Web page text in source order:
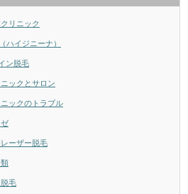
リニック
ハイジニーナ）
ン脱毛
ックとサロン
ックのトラブル
ゼ
レーザー脱毛
毛